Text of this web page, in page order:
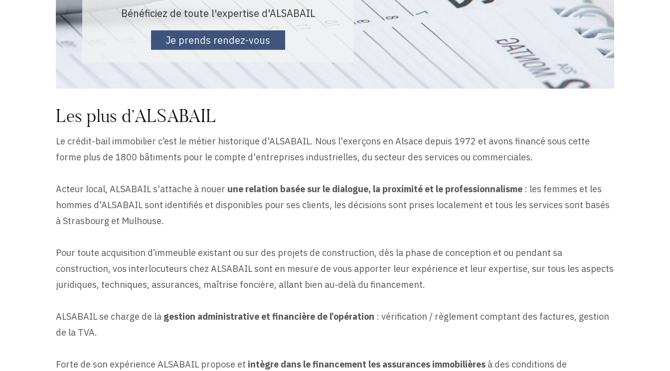
Bénéficiez de toute l'expertise d'ALSABAIL
Je prends rendez-vous
Les plus d’ALSABAIL
Le crédit-bail immobilier c’est le métier historique d'ALSABAIL. Nous l'exerçons en Alsace depuis 1972 et avons financé sous cette
forme plus de 1800 bâtiments pour le compte d'entreprises industrielles, du secteur des services ou commerciales.
Acteur local, ALSABAIL s'attache à nouer une relation basée sur le dialogue, la proximité et le professionnalisme : les femmes et les
hommes d'ALSABAIL sont identifiés et disponibles pour ses clients, les décisions sont prises localement et tous les services sont basés
à Strasbourg et Mulhouse.
Pour toute acquisition d’immeuble existant ou sur des projets de construction, dès la phase de conception et ou pendant sa
construction, vos interlocuteurs chez ALSABAIL sont en mesure de vous apporter leur expérience et leur expertise, sur tous les aspects
juridiques, techniques, assurances, maîtrise foncière, allant bien au-delà du financement.
ALSABAIL se charge de la gestion administrative et financière de l’opération : vérification / règlement comptant des factures, gestion
de la TVA.
Forte de son expérience ALSABAIL propose et intègre dans le financement les assurances immobilières à des conditions de